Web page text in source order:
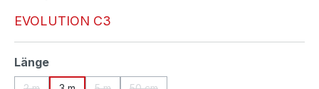
EVOLUTION C3
Längeauswählen